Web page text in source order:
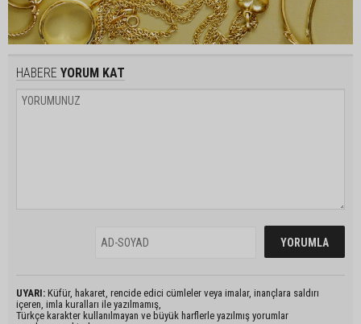
HABERE YORUM KAT
UYARI: Küfür, hakaret, rencide edici cümleler veya imalar, inançlara saldırı
içeren, imla kuralları ile yazılmamış,
Türkçe karakter kullanılmayan ve büyük harflerle yazılmış yorumlar